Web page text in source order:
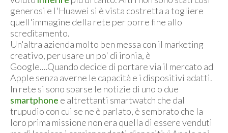
generosi e l'Huawei si è vista costretta a togliere
quell'immagine della rete per porre fine allo
screditamento.
Un'altra azienda molto ben messa con il marketing
creativo, per usare un po' di ironia, è
Google....Quando decide di portare via il mercato ad
Apple senza averne le capacità e i dispositivi adatti.
In rete si sono sparse le notizie di uno o due
smartphone e altrettanti smartwatch che dal
trupudio con cui se ne è parlato, è sembrato che la
loro prima missione non era quella di essere venduti